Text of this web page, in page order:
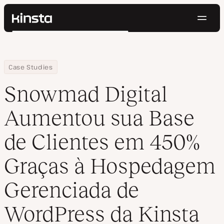
Kinsta®
Preços
Contato
Pesquisar
Home
Empresa
Case Studies
Snowmad Digital Aumentou sua Base de Clientes em 450%
Snowmad Digital
Aumentou sua Base
de Clientes em 450%
Graças à Hospedagem
Gerenciada de
WordPress da Kinsta